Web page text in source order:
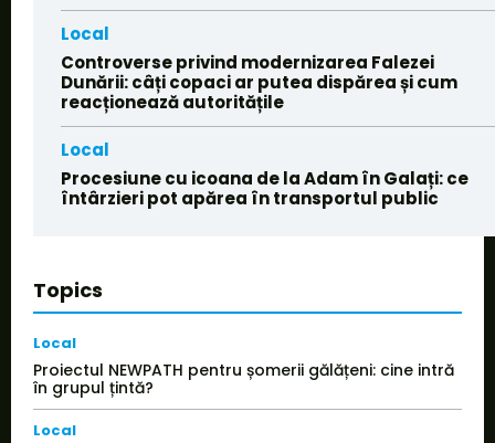
Local
Controverse privind modernizarea Falezei
Dunării: câți copaci ar putea dispărea și cum
reacționează autoritățile
Local
Procesiune cu icoana de la Adam în Galați: ce
întârzieri pot apărea în transportul public
Topics
Local
Proiectul NEWPATH pentru șomerii gălățeni: cine intră
în grupul țintă?
Local